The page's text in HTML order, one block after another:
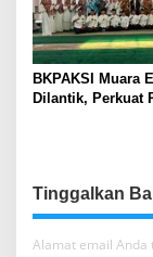
BKPAKSI Muara
Dilantik, Perkuat
Tinggalkan
Alamat email Anda